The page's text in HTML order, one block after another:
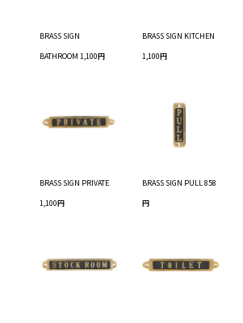
BRASS SIGN
BATHROOM 1,100円
BRASS SIGN KITCHEN
1,100円
BRASS SIGN PRIVATE
1,100円
BRASS SIGN PULL 858
円